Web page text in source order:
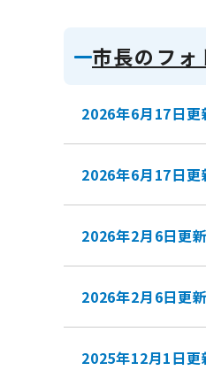
市長のフォ
2026年6月17日更
2026年6月17日更
2026年2月6日更新
2026年2月6日更新
2025年12月1日更